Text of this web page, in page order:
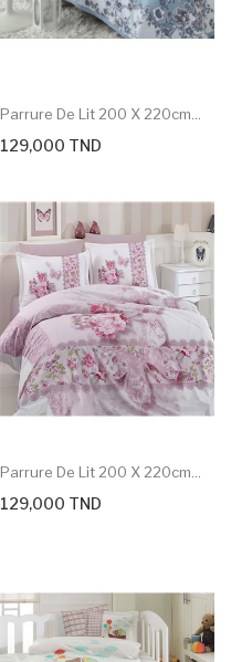
Parrure De Lit 200 X 220cm...
129,000 TND
Parrure De Lit 200 X 220cm...
129,000 TND